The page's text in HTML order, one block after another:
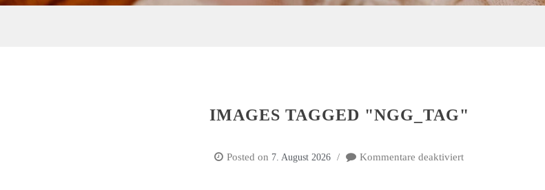
IMAGES TAGGED "NGG_TAG"
Posted on 7. August 2026 Kommentare deaktiviertfür